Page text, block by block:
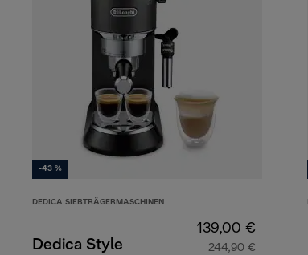
-43 %
DEDICA SIEBTRÄGERMASCHINEN
Dedica Style
139,00 €
244,90 €